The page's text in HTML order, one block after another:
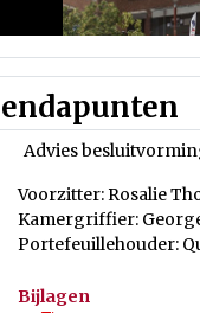
Advies
Voorzitter: Rosalie
Kamergriffier:
Portefeuillehouder:
Bijlagen